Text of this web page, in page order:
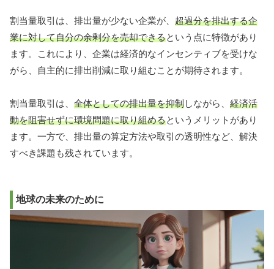
割当量取引は、排出量が少ない企業が、 超過分を排出する企
業に対して自分の余剰分を売却できるという点に特徴があり
ます。これにより、企業は経済的なインセンティブを受けな
がら、自主的に排出削減に取り組むことが期待されます。
割当量取引は、 全体としての排出量を抑制しながら、 経済活
動を阻害せずに環境問題に取り組めるというメリットがあり
ます。一方で、排出量の算定方法や取引の透明性など、解決
すべき課題も残されています。
地球の未来のために